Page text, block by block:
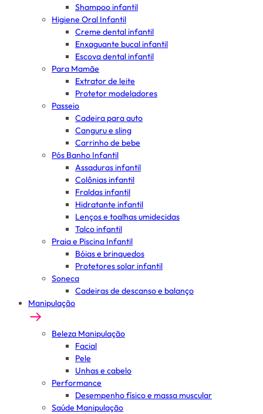
Shampoo infantil
Higiene Oral Infantil
Creme dental infantil
Enxaguante bucal infantil
Escova dental infantil
Para Mamãe
Extrator de leite
Protetor modeladores
Passeio
Cadeira para auto
Canguru e sling
Carrinho de bebe
Pós Banho Infantil
Assaduras infantil
Colônias infantil
Fraldas infantil
Hidratante infantil
Lenços e toalhas umidecidas
Talco infantil
Praia e Piscina Infantil
Bóias e brinquedos
Protetores solar infantil
Soneca
Cadeiras de descanso e balanço
Manipulação
Beleza Manipulação
Facial
Pele
Unhas e cabelo
Performance
Desempenho físico e massa muscular
Saúde Manipulação